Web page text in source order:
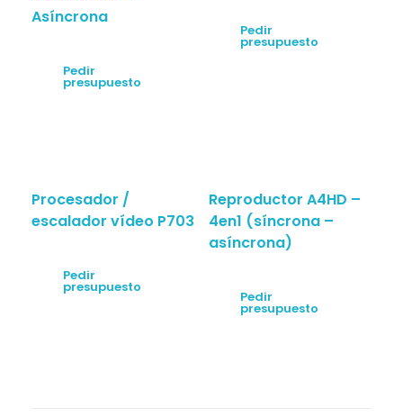
Asíncrona
Pedir
presupuesto
Pedir
presupuesto
Procesador /
escalador vídeo P703
Pedir
presupuesto
Reproductor A4HD –
4en1 (síncrona –
asíncrona)
Pedir
presupuesto